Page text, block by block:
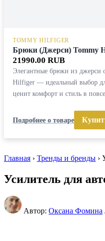
TOMMY HILFIGER
Брюки (Джерси) Tommy
21990.00 RUB
Элегантные брюки из джерси
Hilfiger — идеальный выбор
ценит комфорт и стиль в
Подробнее о товаре
Главная › Тренды и бренды ›
Усилитель для
Автор: Оксана Фомина